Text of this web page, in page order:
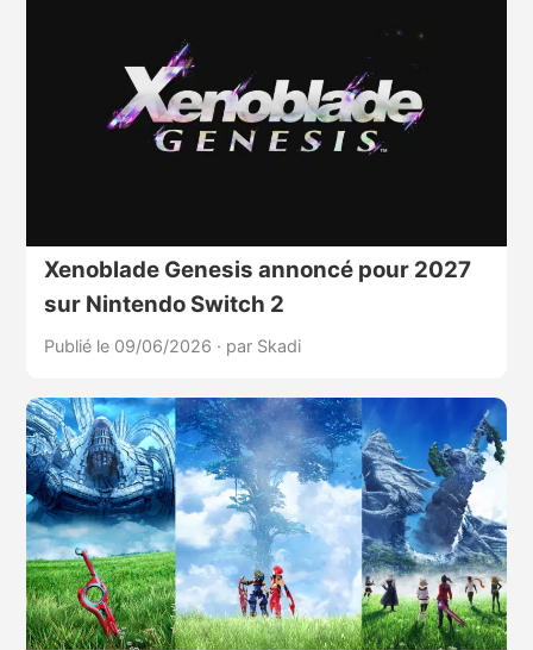
Xenoblade Genesis annoncé pour 2027
sur Nintendo Switch 2
Publié le 09/06/2026 · par Skadi